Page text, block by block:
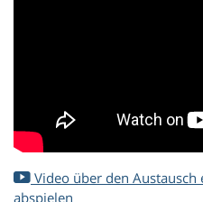
Video über den
abspielen